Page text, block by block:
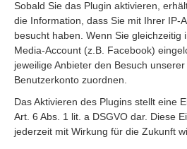
Sobald Sie das Plugin aktivieren,
die Information, dass Sie mit Ihrer IP-
besucht haben. Wenn Sie gleichzeitig
Media-Account (z.B. Facebook)
jeweilige Anbieter den Besuch
Benutzerkonto zuordnen.
Das Aktivieren des Plugins stellt eine
Art. 6 Abs. 1 lit. a DSGVO dar. Diese
jederzeit mit Wirkung für die Zukunft